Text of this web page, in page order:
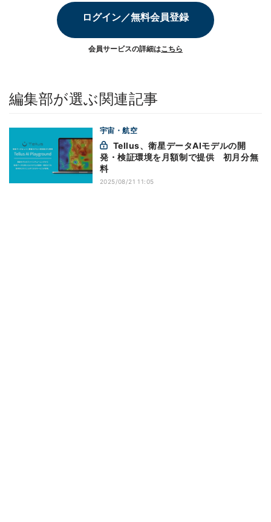
ログイン／無料会員登録
会員サービスの詳細はこちら
編集部が選ぶ関連記事
宇宙・航空
発・検証環境を月額制で提供 初月分無
料
2025/08/21 11:05